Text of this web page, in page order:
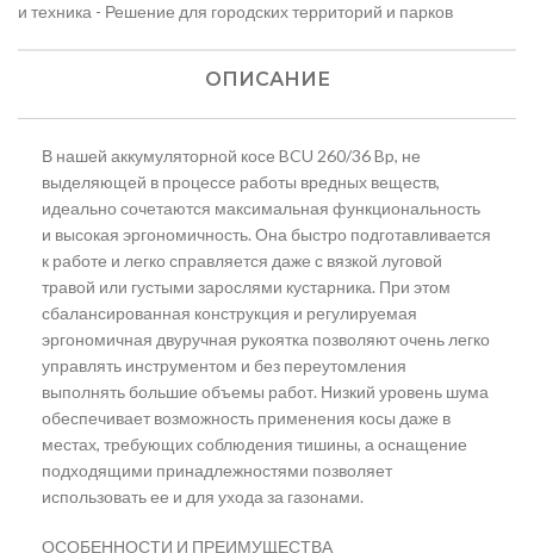
и техника - Решение для городских территорий и парков
ОПИСАНИЕ
В нашей аккумуляторной косе BCU 260/36 Bp, не
выделяющей в процессе работы вредных веществ,
идеально сочетаются максимальная функциональность
и высокая эргономичность. Она быстро подготавливается
к работе и легко справляется даже с вязкой луговой
травой или густыми зарослями кустарника. При этом
сбалансированная конструкция и регулируемая
эргономичная двуручная рукоятка позволяют очень легко
управлять инструментом и без переутомления
выполнять большие объемы работ. Низкий уровень шума
обеспечивает возможность применения косы даже в
местах, требующих соблюдения тишины, а оснащение
подходящими принадлежностями позволяет
использовать ее и для ухода за газонами.
ОСОБЕННОСТИ И ПРЕИМУЩЕСТВА